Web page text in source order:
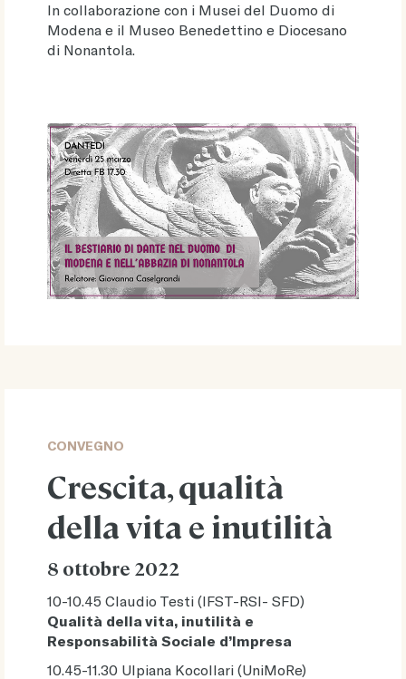
​In collaborazione con i Musei del Duomo di
Modena e il Museo Benedettino e Diocesano
di Nonantola.
CONVEGNO
Crescita, qualità
della vita e inutilità
8 ottobre 2022
10-10.45 Claudio Testi (IFST-RSI- SFD)
Qualità della vita, inutilità e
Responsabilità Sociale d’Impresa
10.45-11.30 Ulpiana Kocollari (UniMoRe)